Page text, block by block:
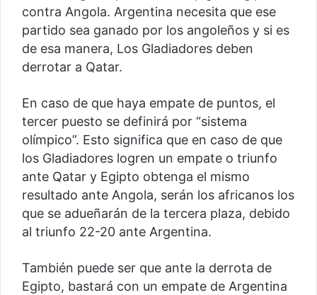
contra Angola. Argentina necesita que ese
partido sea ganado por los angoleños y si es
de esa manera, Los Gladiadores deben
derrotar a Qatar.
En caso de que haya empate de puntos, el
tercer puesto se definirá por “sistema
olímpico”. Esto significa que en caso de que
los Gladiadores logren un empate o triunfo
ante Qatar y Egipto obtenga el mismo
resultado ante Angola, serán los africanos los
que se adueñarán de la tercera plaza, debido
al triunfo 22-20 ante Argentina.
También puede ser que ante la derrota de
Egipto, bastará con un empate de Argentina